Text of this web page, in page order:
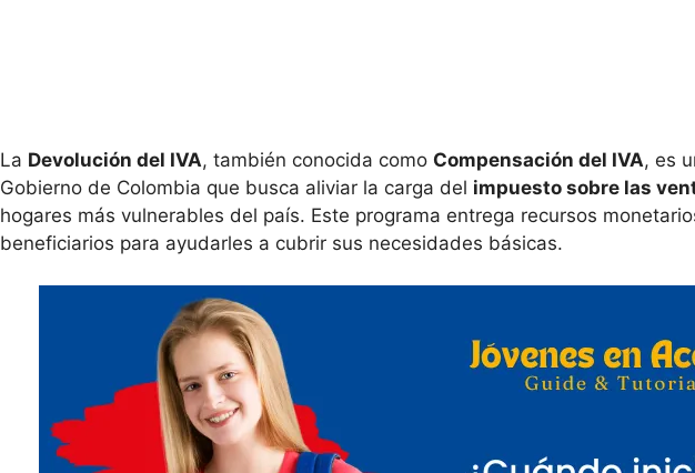
La Devolución del IVA, también conocida como Compensación del IVA, es
Gobierno de Colombia que busca aliviar la carga del impuesto sobre las
hogares más vulnerables del país. Este programa entrega recursos
beneficiarios para ayudarles a cubrir sus necesidades básicas.